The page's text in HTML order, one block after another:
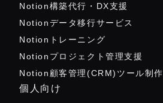
Notion構築代行・DX支援
Notionデータ移行サービス
Notionトレーニング
Notionプロジェクト管理支援
Notion顧客管理(CRM)ツール制作
個人向け